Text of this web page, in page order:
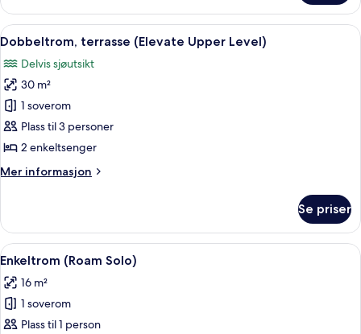
terrasse
(Embrace
Solarium)
Åpne
alle
bildene
av
Dobbeltrom,
terrasse
(Elevate
Level)
Dobbeltrom, terrasse (Elevate
8
Dobbeltrom, terrasse (Elevate Upper Level)
Delvis sjøutsikt
30 m²
1 soverom
Plass til 3 personer
2 enkeltsenger
Mer informasjon
Mer
terrasse
(Elevate
Upper
Se priser
Åpne
alle
bildene
av
Enkeltrom
Enkeltrom (Roam Solo) | Minibar,
4
Enkeltrom (Roam Solo)
16 m²
1 soverom
Plass til 1 person